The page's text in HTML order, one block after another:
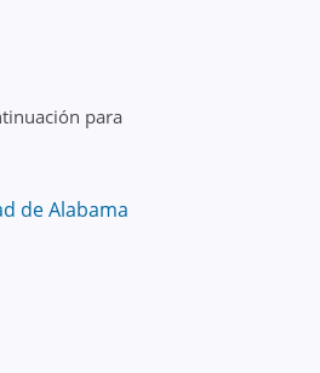
para
de Alabama